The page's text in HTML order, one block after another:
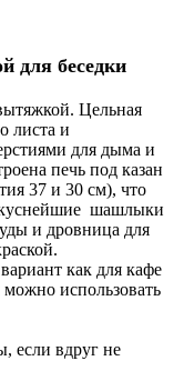
для беседки
Цельная
листа и
для дыма и
печь под казан
37 и 30 см), что
шашлыки
и дровница для
как для кафе
использовать
если вдруг не